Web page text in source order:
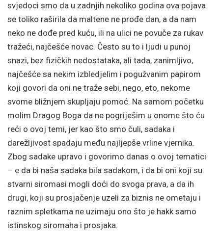
svjedoci smo da u zadnjih nekoliko godina ova pojava
se toliko raširila da maltene ne prođe dan, a da nam
neko ne dođe pred kuću, ili na ulici ne povuče za rukav
tražeći, najčešće novac. Često su to i ljudi u punoj
snazi, bez fizičkih nedostataka, ali tada, zanimljivo,
najčešće sa nekim izbledjelim i pogužvanim papirom
koji govori da oni ne traže sebi, nego, eto, nekome
svome bližnjem skupljaju pomoć. Na samom početku
molim Dragog Boga da ne pogriješim u onome što ću
reći o ovoj temi, jer kao što smo čuli, sadaka i
darežljivost spadaju među najljepše vrline vjernika.
Zbog sadake upravo i govorimo danas o ovoj tematici
– e da bi naša sadaka bila sadakom, i da bi oni koji su
stvarni siromasi mogli doći do svoga prava, a da ih
drugi, koji su prosjačenje uzeli za biznis ne ometaju i
raznim spletkama ne uzimaju ono što je hakk samo
istinskog siromaha i prosjaka.